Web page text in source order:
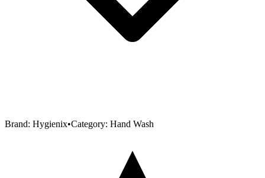
Brand: Hygienix•Category: Hand Wash